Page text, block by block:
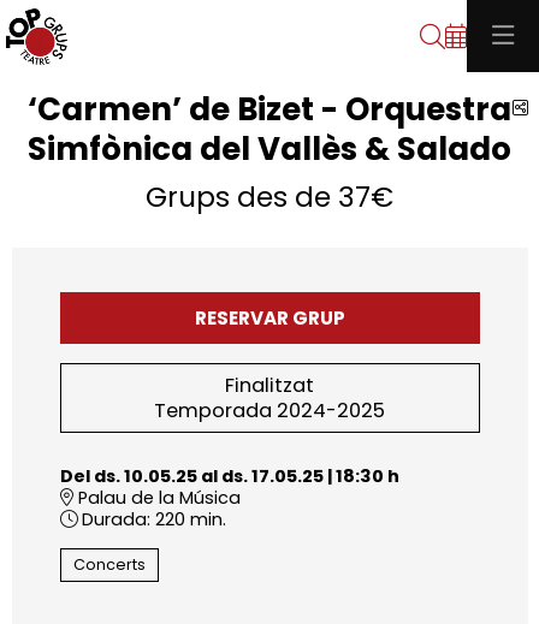
Cerca
‘Carmen’ de Bizet - Orquestra
Simfònica del Vallès & Salado
Grups des de 37€
RESERVAR GRUP
Finalitzat
Temporada 2024-2025
Del ds. 10.05.25al ds. 17.05.25|18:30 h
Palau de la Música
Durada: 220 min.
Concerts